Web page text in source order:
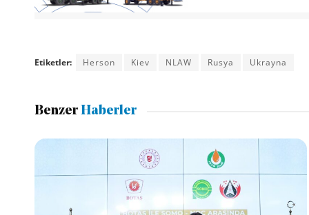
Etiketler: Herson Kiev NLAW Rusya Ukrayna
BenzerHaberler